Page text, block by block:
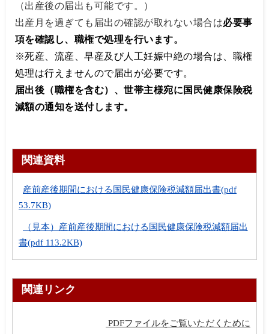
（出産後の届出も可能です。）
出産月を過ぎても届出の確認が取れない場合は必要事
項を確認し、職権で処理を行います。
※死産、流産、早産及び人工妊娠中絶の場合は、職権
処理は行えませんので届出が必要です。
届出後（職権を含む）、世帯主様宛に国民健康保険税
減額の通知を送付します。
関連資料
産前産後期間における国民健康保険税減額届出書(pdf
53.7KB)
（見本）産前産後期間における国民健康保険税減額届出
書(pdf 113.2KB)
関連リンク
PDFファイルをご覧いただくために